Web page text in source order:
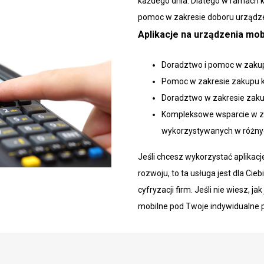
pomoc w zakresie doboru
Aplikacje na urządzenia
Doradztwo i pomoc w
Pomoc w zakresie zakupu
Doradztwo w zakresie
Kompleksowe wsparcie w
wykorzystywanych w
Jeśli chcesz wykorzystać
rozwoju, to ta usługa jest dla
cyfryzacji firm. Jeśli nie wiesz,
mobilne pod Twoje indywidualne